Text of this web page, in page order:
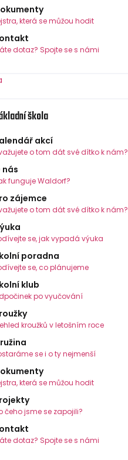
která se můžou hodit
dotaz? Spojte se s námi
škola
akcí
o tom dát své dítko k nám?
nás
funguje Waldorf?
zájemce
o tom dát své dítko k nám?
se, jak vypadá výuka
poradna
se, co plánujeme
klub
po vyučování
kroužků v letošním roce
se i o ty nejmenší
která se můžou hodit
čeho jsme se zapojili?
dotaz? Spojte se s námi